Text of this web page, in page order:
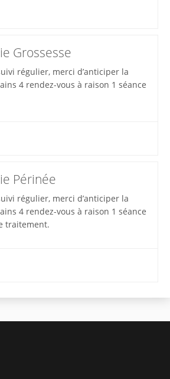
Grossesse
régulier, merci d’anticiper la
4 rendez-vous à raison 1 séance
Périnée
régulier, merci d’anticiper la
4 rendez-vous à raison 1 séance
traitement.